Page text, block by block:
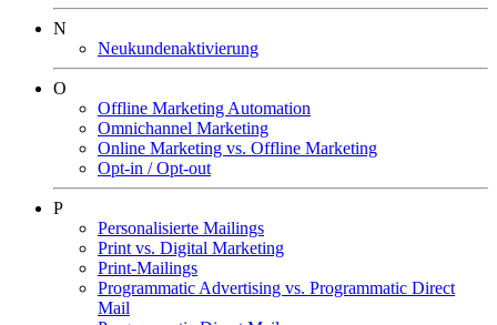
N
Neukundenaktivierung
O
Offline Marketing Automation
Omnichannel Marketing
Online Marketing vs. Offline Marketing
Opt-in / Opt-out
P
Personalisierte Mailings
Print vs. Digital Marketing
Print-Mailings
Programmatic Advertising vs. Programmatic Direct
Mail